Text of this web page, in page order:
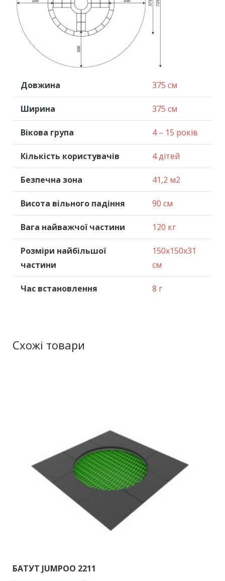
Довжина 375 см
Ширина 375 см
Вікова група 4 – 15 років
Кількість користувачів 4 дітей
Безпечна зона 41,2 м2
Висота вільного падіння 90 см
Вага найважчої частини 120 кг
Розміри найбільшої
частини
150x150x31
см
Час встановлення 8 г
Схожі товари
БАТУТ JUMPOO 2211